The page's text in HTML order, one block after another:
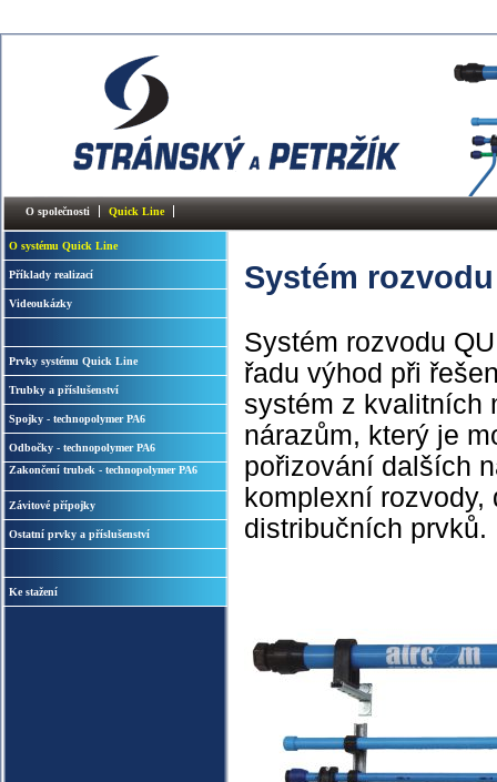
O společnosti Quick Line
O systému Quick Line
Příklady realizací
Videoukázky
Prvky systému Quick Line
Trubky a příslušenství
Spojky - technopolymer PA6
Odbočky - technopolymer PA6
Zakončení trubek - technopolymer PA6
Závitové přípojky
Ostatní prvky a příslušenství
Ke stažení
Systém
Systém rozvodu
řadu výhod při
systém z kvalitních
nárazům, který je
pořizování dalších
komplexní
distribučních prvků.